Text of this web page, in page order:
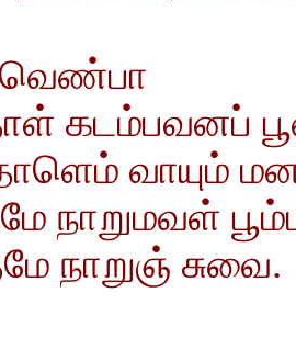
வெண்பா
கடம்பவனப்
வாயும்
நாறுமவள்
நாறுஞ் சுவை.